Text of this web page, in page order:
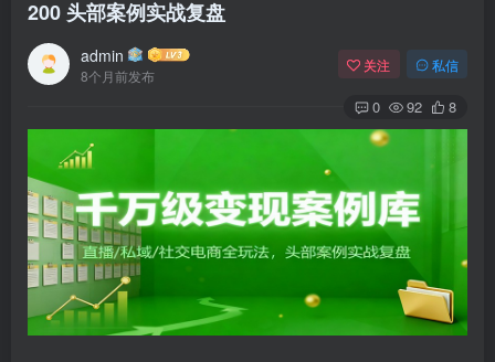
200 头部案例实战复盘
admin
8个月前发布
关注 私信
0 92 8